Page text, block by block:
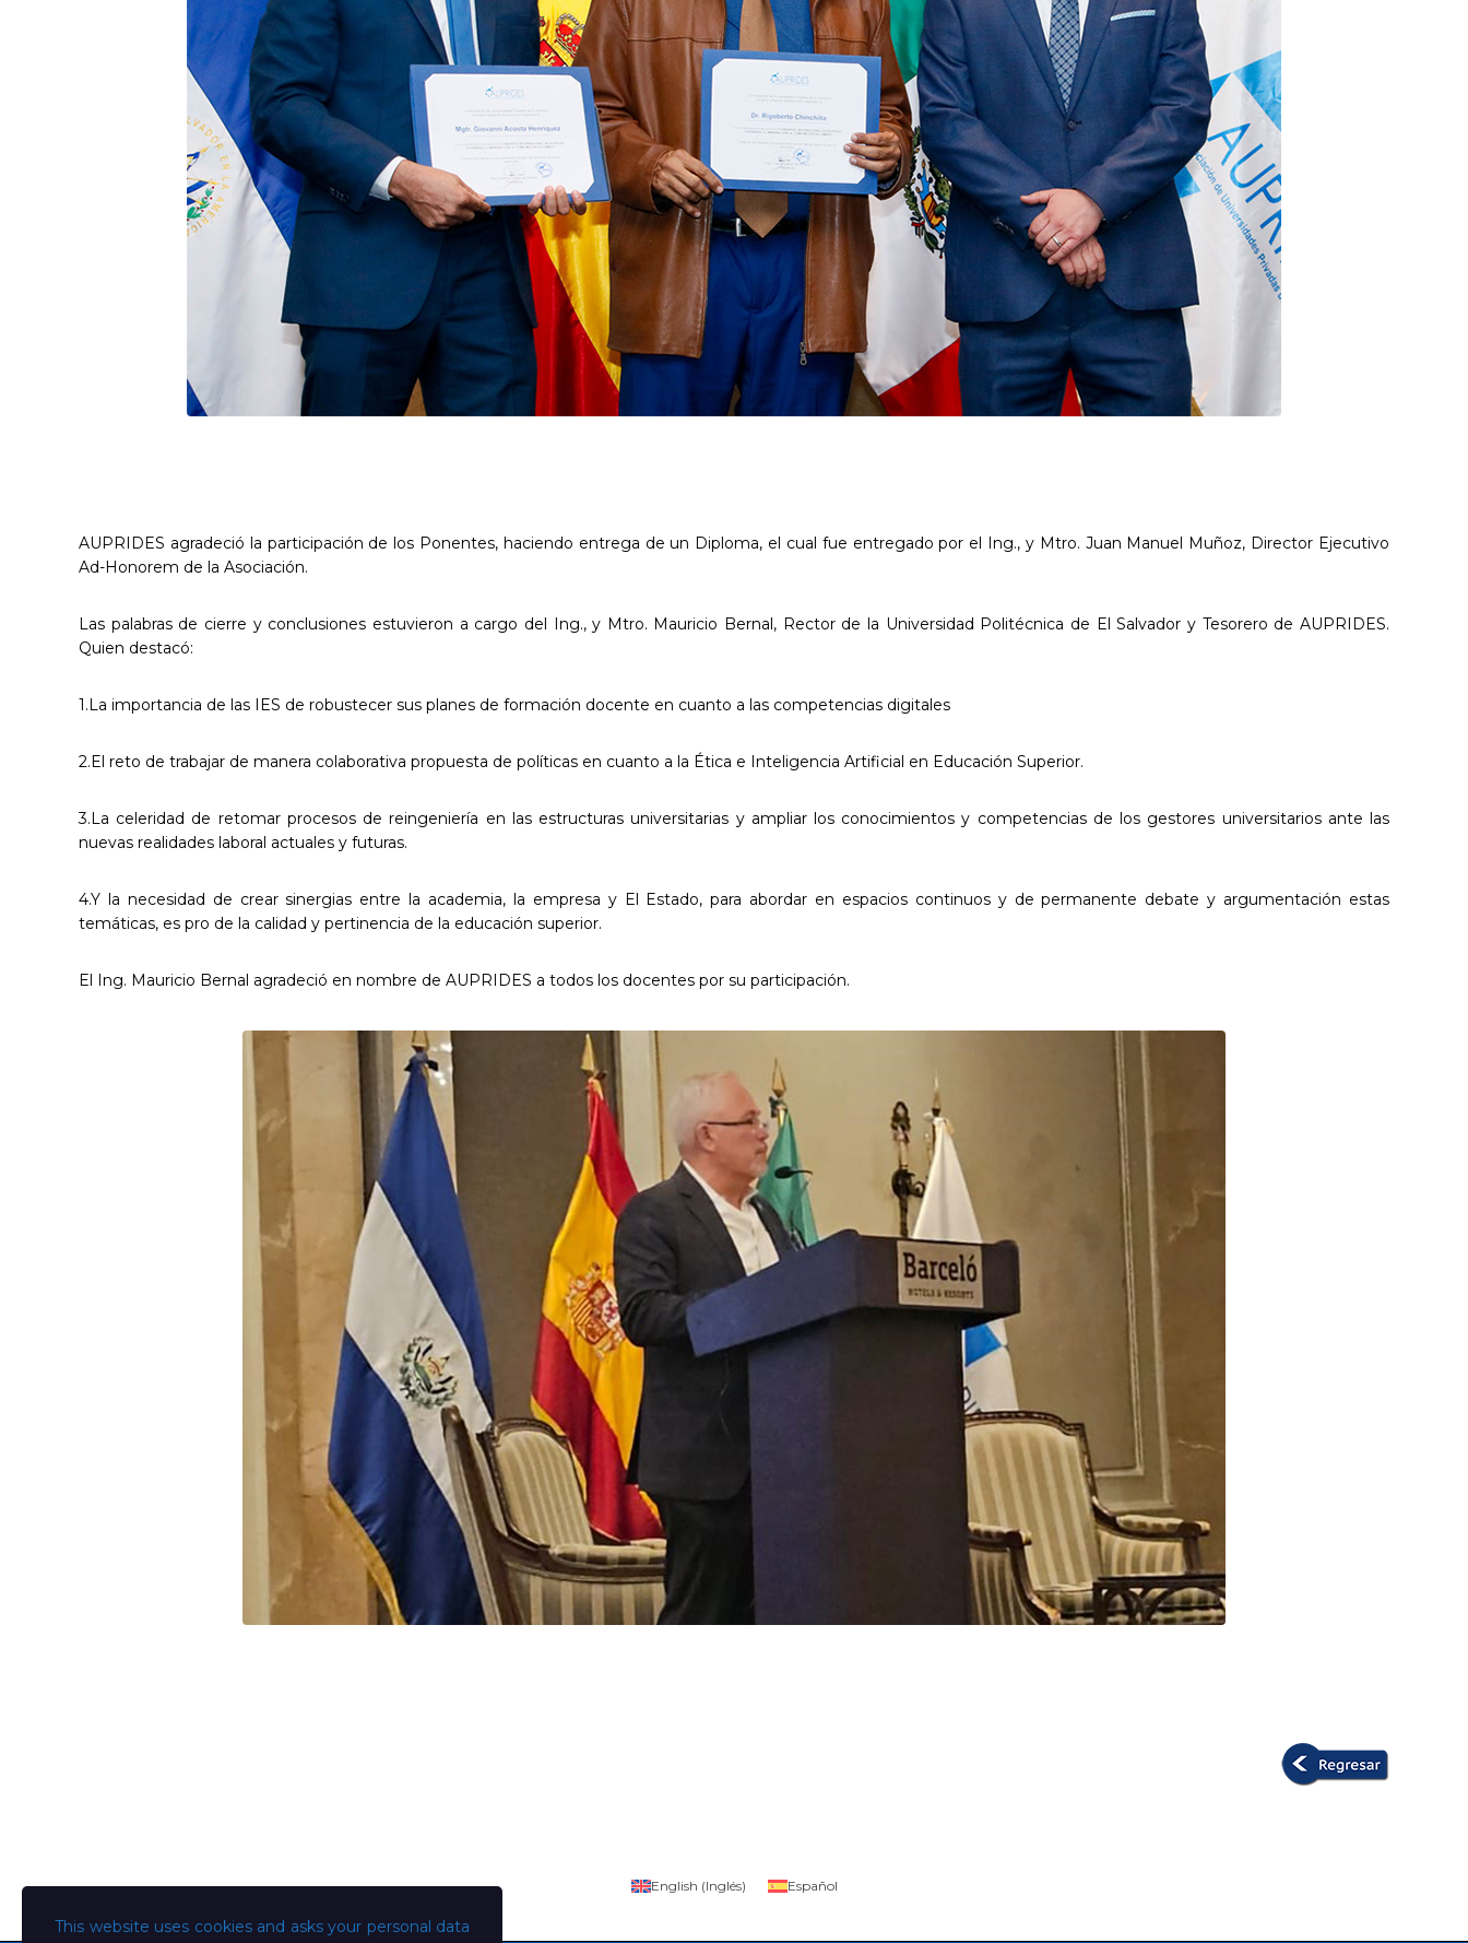
AUPRIDES agradeció la participación de los Ponentes, haciendo entrega de un Diploma, el cual fue entregado por el Ing., y Mtro. Juan Manuel Muñoz, Director Ejecutivo
Ad-Honorem de la Asociación.
Las palabras de cierre y conclusiones estuvieron a cargo del Ing., y Mtro. Mauricio Bernal, Rector de la Universidad Politécnica de El Salvador y Tesorero de AUPRIDES.
Quien destacó:
1.La importancia de las IES de robustecer sus planes de formación docente en cuanto a las competencias digitales
2.El reto de trabajar de manera colaborativa propuesta de políticas en cuanto a la Ética e Inteligencia Artificial en Educación Superior.
3.La celeridad de retomar procesos de reingeniería en las estructuras universitarias y ampliar los conocimientos y competencias de los gestores universitarios ante las
nuevas realidades laboral actuales y futuras.
4.Y la necesidad de crear sinergias entre la academia, la empresa y El Estado, para abordar en espacios continuos y de permanente debate y argumentación estas
temáticas, es pro de la calidad y pertinencia de la educación superior.
El Ing. Mauricio Bernal agradeció en nombre de AUPRIDES a todos los docentes por su participación.
This website uses cookies and asks your personal data
English (Inglés) Español